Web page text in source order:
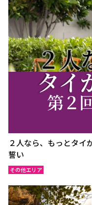
２人なら、もっとタイ
誓い
その他エリア